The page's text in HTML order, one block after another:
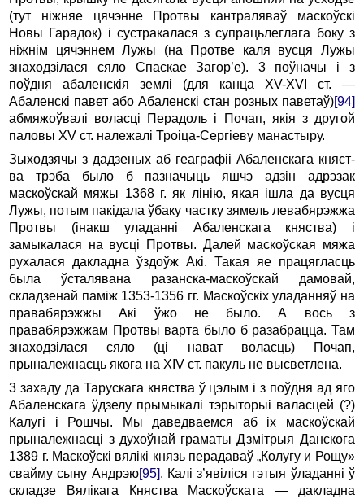
(тут ніжняе цячэнне Протвы кантраляваў маскоўскі
Новы Гарадок) i сустракалася з супрацьлеглага боку з
ніжнім цячэннем Лужы (на Протве каля вусця Лужы
знаходзілася сяло Спаскае Загор’е). 3 поўначы i з
поўдня абаленскія землі (для канца XV-XVI ст. —
Абаленскі павет або Абаленскі стан розных паветаў)[94]
абмяжоўвалі воласці Перадоль i Почап, якія з другой
паловы XV ст. належалі Троіца-Сергіеву манастыру.
Зыходзячы з дадзеных аб геаграфіі Абаленскага княст­
ва трэба было б пазначыць яшчэ адзін адрэзак
маскоўскай мяжы 1368 г. як лінію, якая ішла да вусця
Лужы, потым пакідала ўбаку частку зямель левабярэжжа
Протвы (інакш уладанні Абаленскага княства) i
замыкалася на вусці Протвы. Далей маскоўская мяжа
рухалася дакладна ўздоўж Акі. Такая яе працягласць
была ўсталявана разанска-маскоўскай дамовай,
складзенай паміж 1353-1356 гг. Маскоўскіх уладанняў на
правабярэжжы Акі ўжо не было. А вось з
правабярэжжам Протвы варта было б разабрацца. Там
знаходзілася сяло (ці нават воласць) Почап,
прыналежнасць якога на XIV ст. пакуль не высветлена.
3 захаду да Тарускага княства ў цэлым i з поўдня ад яго
Абаленскага ўдзелу прымыкалі тэрыторыі валасцей (?)
Калугі i Рошчы. Мы даведваемся аб ix маскоўскай
прыналежнасці з духоўнай граматы Дзмітрыя Данскога
1389 г. Маскоўскі вялікі князь перадаваў „Колугу и Рощу»
свайму сыну Андрэю[95]. Калі з’явіліся гэтыя ўладанні ў
складзе Вялікага Княства Маскоўската — дакладна